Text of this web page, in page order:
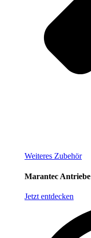
Weiteres Zubehör
Marantec Antriebe
Jetzt entdecken